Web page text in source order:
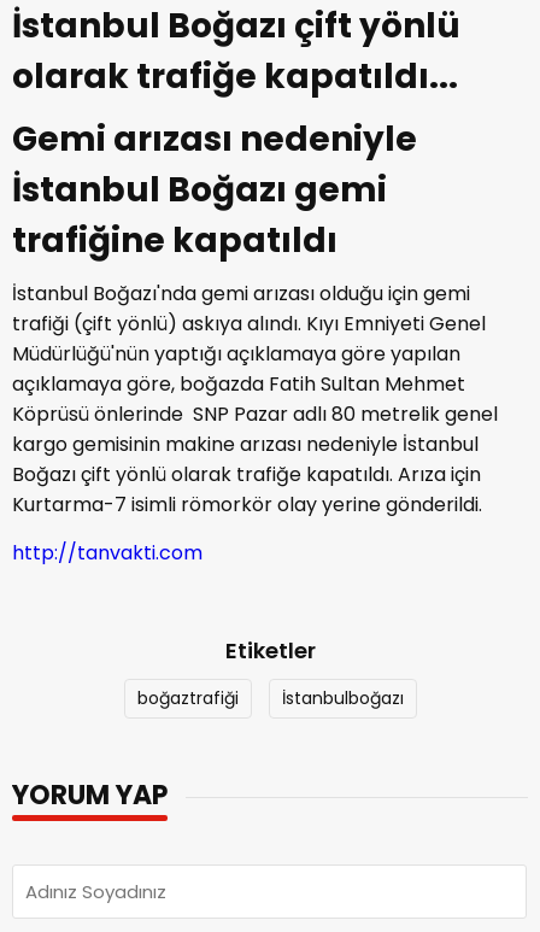
İstanbul Boğazı çift yönlü
olarak trafiğe kapatıldı...
Gemi arızası nedeniyle
İstanbul Boğazı gemi
trafiğine kapatıldı
İstanbul Boğazı'nda gemi arızası olduğu için gemi
trafiği (çift yönlü) askıya alındı. Kıyı Emniyeti Genel
Müdürlüğü'nün yaptığı açıklamaya göre yapılan
açıklamaya göre, boğazda Fatih Sultan Mehmet
Köprüsü önlerinde SNP Pazar adlı 80 metrelik genel
kargo gemisinin makine arızası nedeniyle İstanbul
Boğazı çift yönlü olarak trafiğe kapatıldı. Arıza için
Kurtarma-7 isimli römorkör olay yerine gönderildi.
http://tanvakti.com
Etiketler
boğaztrafiği İstanbulboğazı
YORUM YAP